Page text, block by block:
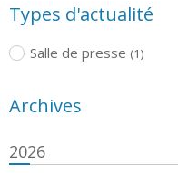
Types d'actualité
Salle de presse (1)
Archives
2026